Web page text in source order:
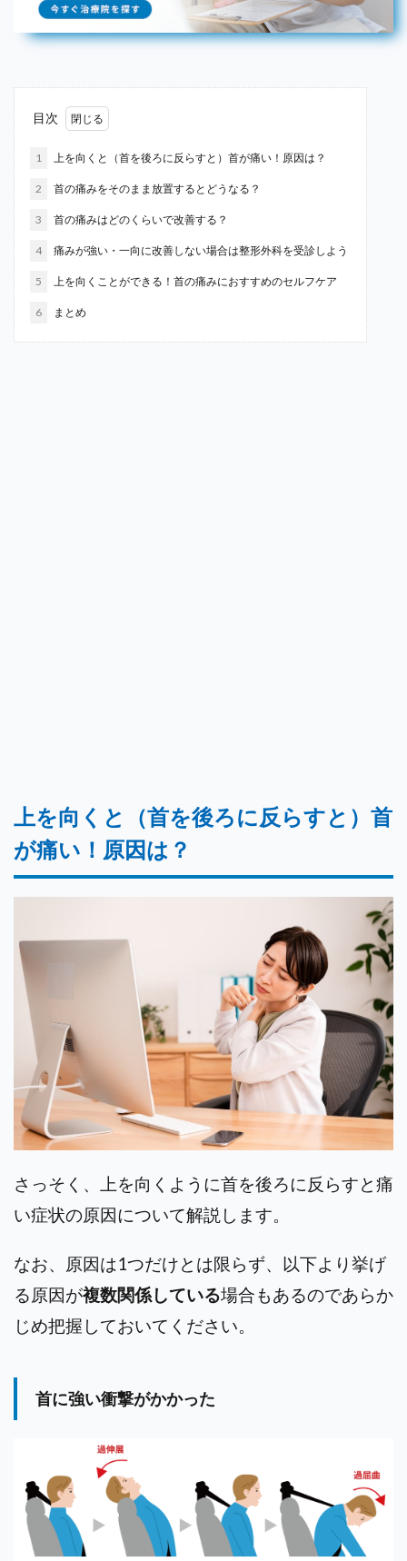
目次
1 上を向くと（首を後ろに反らすと）首が痛い！原因は？
2 首の痛みをそのまま放置するとどうなる？
3 首の痛みはどのくらいで改善する？
4 痛みが強い・一向に改善しない場合は整形外科を受診しよう
5 上を向くことができる！首の痛みにおすすめのセルフケア
6 まとめ
上を向くと（首を後ろに反らすと）首
が痛い！原因は？
さっそく、上を向くように首を後ろに反らすと痛
い症状の原因について解説します。
なお、原因は1つだけとは限らず、以下より挙げ
る原因が複数関係している場合もあるのであらか
じめ把握しておいてください。
首に強い衝撃がかかった